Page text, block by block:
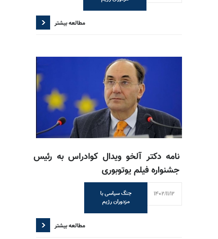
مطالعه بیشتر
نامه دکتر آلخو ویدال کوادراس به رئیس
جشنواره فیلم یوتوبوری
جنگ سیاسی با
مزدوران رژیم
1402/11/12
مطالعه بیشتر